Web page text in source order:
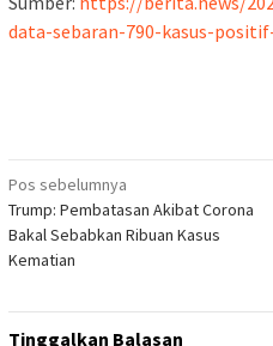
data-sebaran-790-kasus-
Navigasi
pos
Pos sebelumnya
Trump: Pembatasan Akibat Corona
Bakal Sebabkan Ribuan Kasus
Kematian
Tinggalkan Balasan